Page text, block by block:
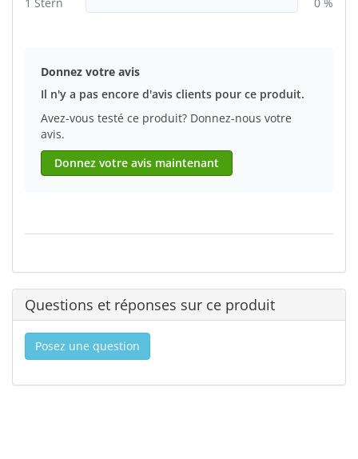
Donnez votre avis
Il n'y a pas encore d'avis clients pour ce produit.
Avez-vous testé ce produit? Donnez-nous votre
avis.
Donnez votre avis maintenant
Questions et réponses sur ce produit
Posez une question